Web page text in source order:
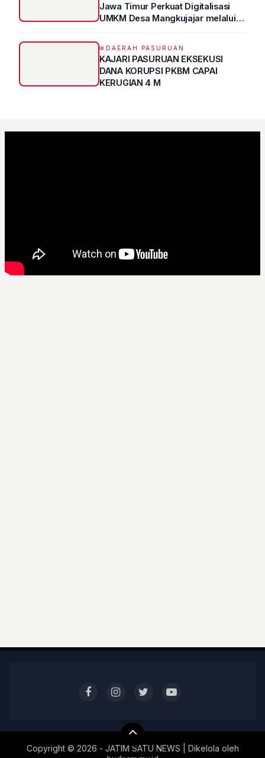
Jawa Timur Perkuat Digitalisasi
UMKM Desa Mangkujajar melalui
DAERAH PASURUAN
KAJARI PASURUAN EKSEKUSI
DANA KORUPSI PKBM CAPAI
KERUGIAN 4 M
Copyright © 2026 - JATIM SATU NEWS | Dikelola oleh